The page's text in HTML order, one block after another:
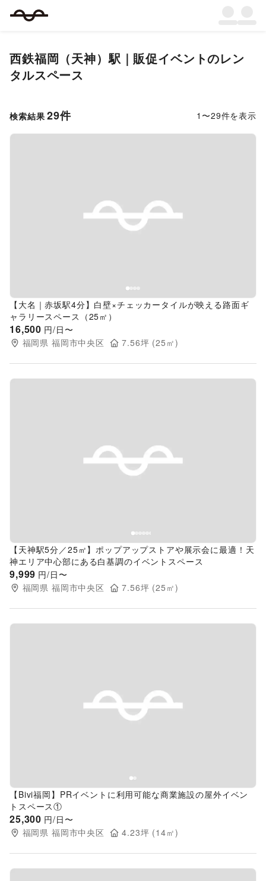
西鉄福岡（天神）駅｜販促イベントのレン
タルスペース
検索結果 29件 1 〜29件を表示
Previous slide
【大名｜赤坂駅4分】白壁×チェッカータイルが映える路面ギ
ャラリースペース（25㎡）
16,500 円/日〜
福岡県 福岡市中央区 7.56坪 (25 ㎡)
Previous slide
【天神駅5分／25㎡】ポップアップストアや展示会に最適！天
神エリア中心部にある白基調のイベントスペース
9,999 円/日〜
福岡県 福岡市中央区 7.56坪 (25 ㎡)
Previous slide
【Bivi福岡】PRイベントに利用可能な商業施設の屋外イベン
トスペース①
25,300 円/日〜
福岡県 福岡市中央区 4.23坪 (14㎡)